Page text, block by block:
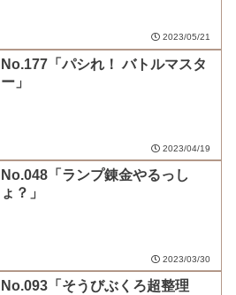
2023/05/21
No.177「パシれ！ バトルマスタ
ー」
2023/04/19
No.048「ランプ錬金やるっし
ょ？」
2023/03/30
No.093「そうびぶくろ超整理